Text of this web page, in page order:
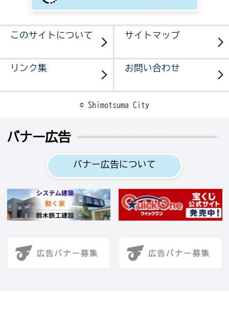
このサイトについて サイトマップ
リンク集 お問い合わせ
© Shimotsuma City
バナー広告
バナー広告について